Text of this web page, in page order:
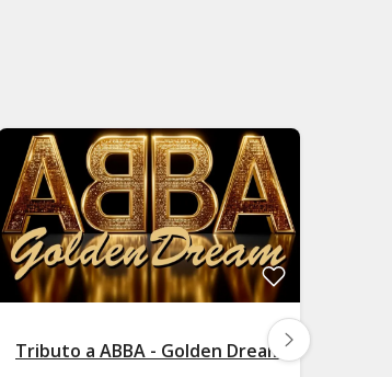
Tributo a ABBA - Golden Dream